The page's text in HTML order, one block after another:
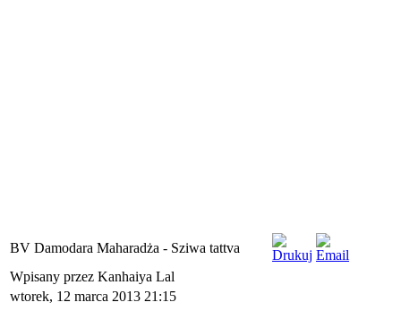
BV Damodara Maharadża - Sziwa tattva
Wpisany przez Kanhaiya Lal
wtorek, 12 marca 2013 21:15